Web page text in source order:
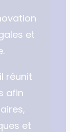
et
réunit
afin
et